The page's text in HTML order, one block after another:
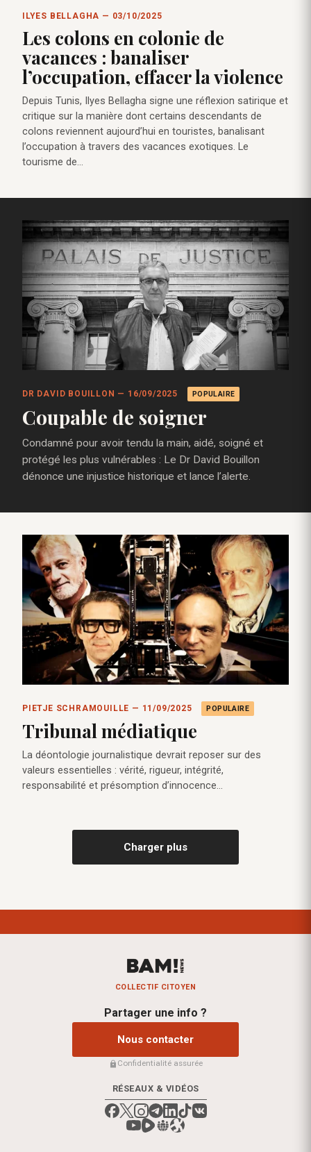
ILYES BELLAGHA — 03/10/2025
Les colons en colonie de
vacances : banaliser
l’occupation, effacer la violence
Depuis Tunis, Ilyes Bellagha signe une réflexion satirique et
critique sur la manière dont certains descendants de
colons reviennent aujourd’hui en touristes, banalisant
l’occupation à travers des vacances exotiques. Le
tourisme de…
DR DAVID BOUILLON — 16/09/2025 POPULAIRE
Coupable de soigner
Condamné pour avoir tendu la main, aidé, soigné et
protégé les plus vulnérables : Le Dr David Bouillon
dénonce une injustice historique et lance l’alerte.
PIETJE SCHRAMOUILLE — 11/09/2025 POPULAIRE
Tribunal médiatique
La déontologie journalistique devrait reposer sur des
valeurs essentielles : vérité, rigueur, intégrité,
responsabilité et présomption d’innocence…
Charger plus
COLLECTIF CITOYEN
Partager une info ?
Nous contacter
Confidentialité assurée
RÉSEAUX & VIDÉOS